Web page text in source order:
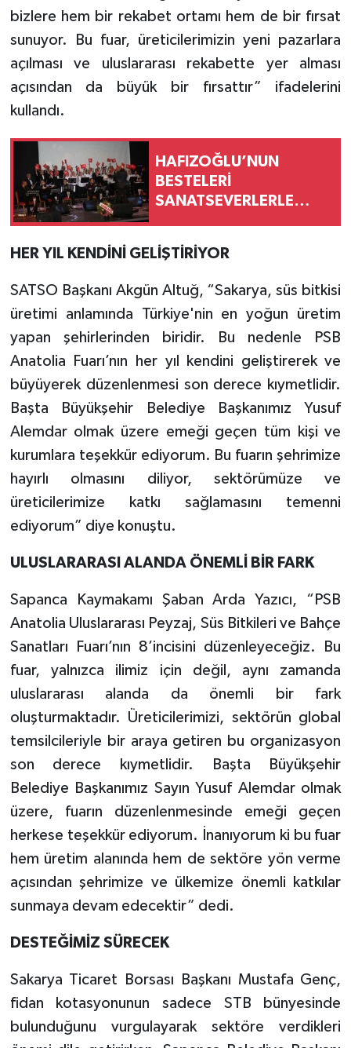
bizlere hem bir rekabet ortamı hem de bir fırsat
sunuyor. Bu fuar, üreticilerimizin yeni pazarlara
açılması ve uluslararası rekabette yer alması
açısından da büyük bir fırsattır” ifadelerini
kullandı.
HAFIZOĞLU’NUN
BESTELERİ
SANATSEVERLERLE
HER YIL KENDİNİ GELİŞTİRİYOR
SATSO Başkanı Akgün Altuğ, “Sakarya, süs bitkisi
üretimi anlamında Türkiye'nin en yoğun üretim
yapan şehirlerinden biridir. Bu nedenle PSB
Anatolia Fuarı’nın her yıl kendini geliştirerek ve
büyüyerek düzenlenmesi son derece kıymetlidir.
Başta Büyükşehir Belediye Başkanımız Yusuf
Alemdar olmak üzere emeği geçen tüm kişi ve
kurumlara teşekkür ediyorum. Bu fuarın şehrimize
hayırlı olmasını diliyor, sektörümüze ve
üreticilerimize katkı sağlamasını temenni
ediyorum” diye konuştu.
ULUSLARARASI ALANDA ÖNEMLİ BİR FARK
Sapanca Kaymakamı Şaban Arda Yazıcı, “PSB
Anatolia Uluslararası Peyzaj, Süs Bitkileri ve Bahçe
Sanatları Fuarı’nın 8’incisini düzenleyeceğiz. Bu
fuar, yalnızca ilimiz için değil, aynı zamanda
uluslararası alanda da önemli bir fark
oluşturmaktadır. Üreticilerimizi, sektörün global
temsilcileriyle bir araya getiren bu organizasyon
son derece kıymetlidir. Başta Büyükşehir
Belediye Başkanımız Sayın Yusuf Alemdar olmak
üzere, fuarın düzenlenmesinde emeği geçen
herkese teşekkür ediyorum. İnanıyorum ki bu fuar
hem üretim alanında hem de sektöre yön verme
açısından şehrimize ve ülkemize önemli katkılar
sunmaya devam edecektir” dedi.
DESTEĞİMİZ SÜRECEK
Sakarya Ticaret Borsası Başkanı Mustafa Genç,
fidan kotasyonunun sadece STB bünyesinde
bulunduğunu vurgulayarak sektöre verdikleri